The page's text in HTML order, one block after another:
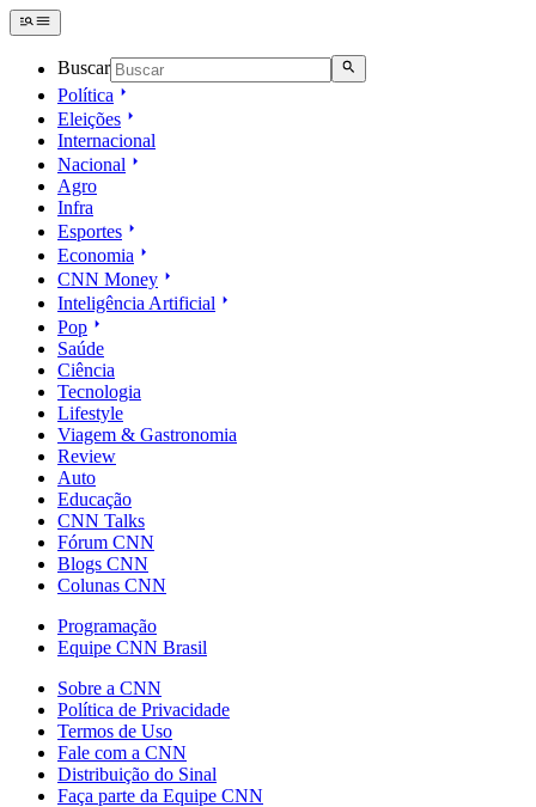
Buscar
Política
Eleições
Internacional
Nacional
Agro
Infra
Esportes
Economia
CNN Money
Inteligência Artificial
Pop
Saúde
Ciência
Tecnologia
Lifestyle
Viagem & Gastronomia
Review
Auto
Educação
CNN Talks
Fórum CNN
Blogs CNN
Colunas CNN
Programação
Equipe CNN Brasil
Sobre a CNN
Política de Privacidade
Termos de Uso
Fale com a CNN
Distribuição do Sinal
Faça parte da Equipe CNN